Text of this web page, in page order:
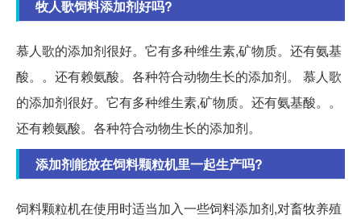
牧人歌饲料添加剂好吗?
慕人歌的添加剂很好。它有多种维生素,矿物质。还有氨基
酸。。还有赖氨酸。各种符合动物生长的添加剂。 慕人歌
的添加剂很好。它有多种维生素,矿物质。还有氨基酸。。
还有赖氨酸。各种符合动物生长的添加剂。
添加剂能放在饲料颗粒机里一起生产吗?
饲料颗粒机在使用时适当加入一些饲料添加剂,对畜牧养殖